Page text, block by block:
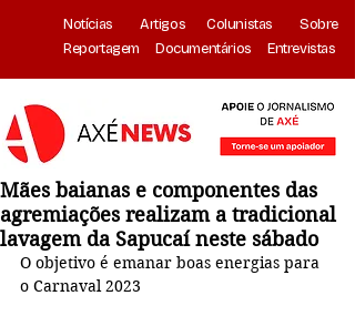
Notícias Artigos Colunistas
Sobre
Reportagem
Documentários Entrevistas
Mães baianas e componentes das
agremiações realizam a tradicional
lavagem da Sapucaí neste sábado
O objetivo é emanar boas energias para
o Carnaval 2023